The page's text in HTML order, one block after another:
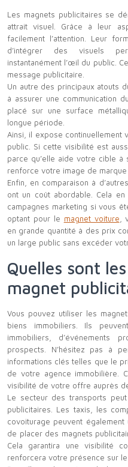
Les magnets publicitaires se
attrait visuel. Grâce à leur
facilement l’attention. Leur
d’intégrer des visuels
instantanément l’œil du public.
message publicitaire.
Un autre des principaux atouts
à assurer une communication
placé sur une surface
longue période.
Ainsi, il expose continuellement
public. Si cette visibilité est
parce qu’elle aide votre cible
renforce votre image de
Enfin, en comparaison à
ont un coût abordable. Cela
campagnes marketing si vous
optant pour le magnet voiture,
en grande quantité à des prix
un large public sans excéder
Quelles sont
magnet
Vous pouvez utiliser les
biens immobiliers. Ils
immobiliers, d’événements
prospects. N’hésitez pas à
informations clés telles que le
de votre agence immobilière.
visibilité de votre offre auprès
Le secteur des transports
publicitaires. Les taxis, les
covoiturage peuvent
de placer des magnets
Cela garantira une visibilité
renforcera votre présence sur le